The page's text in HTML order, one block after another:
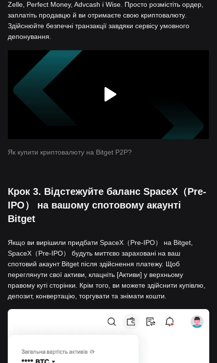
Zelle, Perfect Money, Advcash і Wise. Просто розмістіть ордер,
заплатіть продавцю й ви отримаєте свою криптовалюту.
Здійснюйте безпечні транзакції завдяки сервісу умовного
депонування.
Як купити криптовалюту на Bitget P2P?
Крок 3. Відстежуйте баланс SpaceX（Pre-
IPO） на вашому спотовому акаунті
Bitget
Якщо ви вирішили придбати SpaceX（Pre-IPO） на Bitget,
SpaceX（Pre-IPO） будуть миттєво зараховані на ваш
спотовий акаунт Bitget після здійснення платежу. Щоб
переглянути свої активи, клацніть [Активи] у верхньому
правому куті сторінки. Крім того, ви можете здійснити купівлю,
депозит, конвертацію, торгувати та знімати кошти.